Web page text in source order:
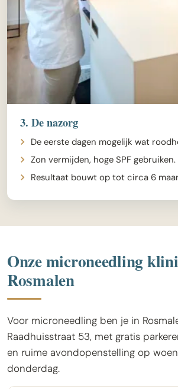
3. De nazorg
De eerste dagen mogelijk wat
Zon vermijden, hoge SPF gebruiken.
Resultaat bouwt op tot circa 6
Onze microneedling
Rosmalen
Voor microneedling ben je in
Raadhuisstraat 53, met gratis
en ruime avondopenstelling op
donderdag.